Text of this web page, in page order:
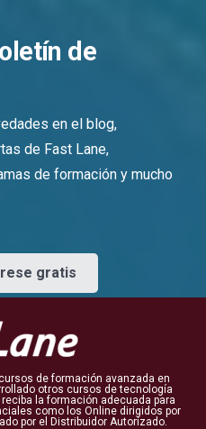
de
en el blog,
de Fast Lane,
de formación y mucho
gratis
de formación avanzada en
otros cursos de tecnología
la formación adecuada para
como los Online dirigidos por
por el Distribuidor Autorizado.